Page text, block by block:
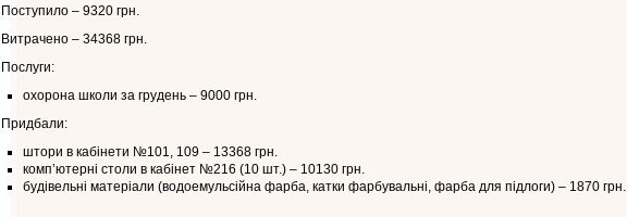
Поступило – 9320 грн.
Витрачено – 34368 грн.
Послуги:
охорона школи за грудень – 9000 грн.
Придбали:
штори в кабінети №101, 109 – 13368 грн.
комп’ютерні столи в кабінет №216 (10 шт.) – 10130 грн.
будівельні матеріали (водоемульсійна фарба, катки фарбувальні, фарба для підлоги) – 1870 грн.